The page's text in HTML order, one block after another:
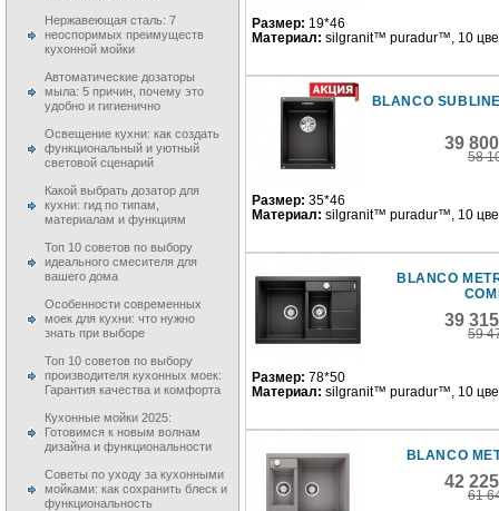
Размер: 19*46
Материал: silgranit™ puradur™, 10
BLANCO
39
58
Размер: 35*46
Материал: silgranit™ puradur™, 10
BLANCO
39
59
Размер: 78*50
Материал: silgranit™ puradur™, 10
BLANCO
42
61
Нержавеющая сталь: 7
неоспоримых преимуществ
кухонной мойки
Автоматические дозаторы
мыла: 5 причин, почему это
удобно и гигиенично
Освещение кухни: как создать
функциональный и уютный
световой сценарий
Какой выбрать дозатор для
кухни: гид по типам,
материалам и функциям
Топ 10 советов по выбору
идеального смесителя для
вашего дома
Особенности современных
моек для кухни: что нужно
знать при выборе
Топ 10 советов по выбору
производителя кухонных моек:
Гарантия качества и комфорта
Кухонные мойки 2025:
Готовимся к новым волнам
дизайна и функциональности
Советы по уходу за кухонными
мойками: как сохранить блеск и
функциональность